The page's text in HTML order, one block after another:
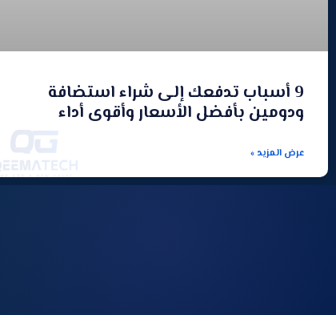
9 أسباب تدفعك إلى شراء استضافة
ودومين بأفضل الأسعار وأقوى أداء
عرض المزيد »